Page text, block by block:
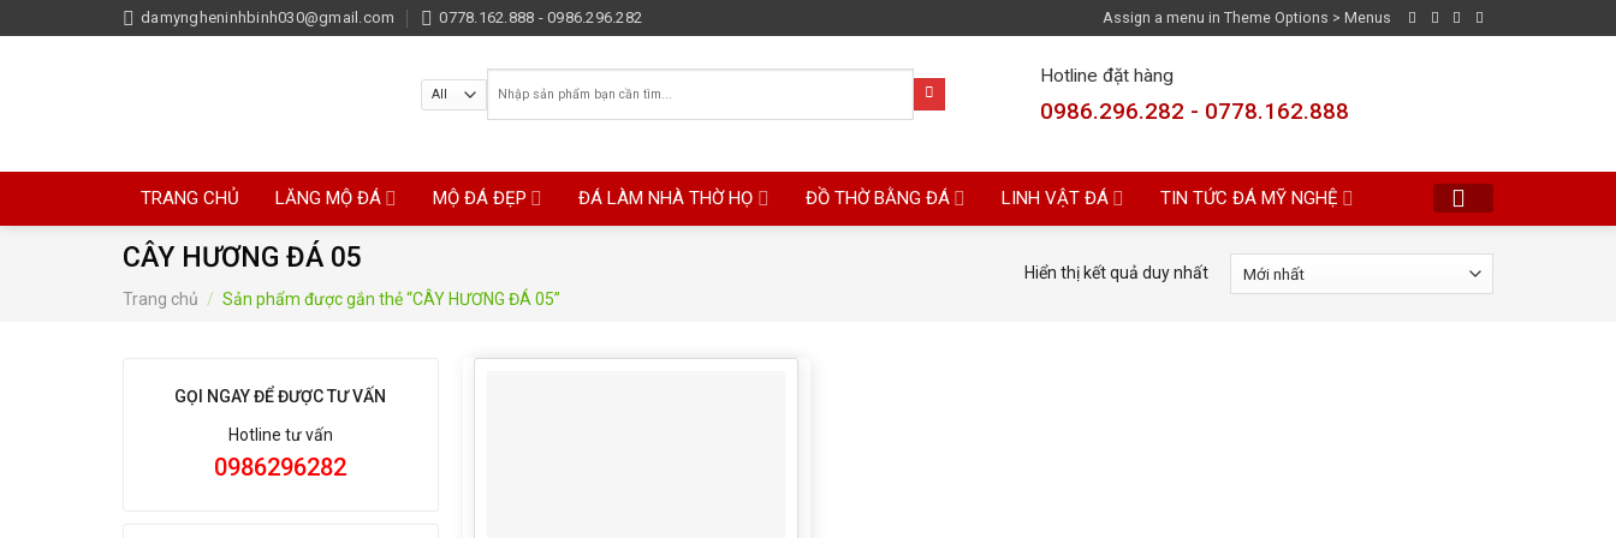
to
damyngheninhbinh030@gmail.com 0778.162.888 - 0986.296.282 Assign a menu in Theme Options > Menus
Tìm
kiếm:
Hotline đặt hàng
0986.296.282 - 0778.162.888
TRANG CHỦ LĂNG MỘ ĐÁ MỘ ĐÁ ĐẸP ĐÁ LÀM NHÀ THỜ HỌ ĐỒ THỜ BẰNG ĐÁ LINH VẬT ĐÁ TIN TỨC ĐÁ MỸ NGHỆ
CÂY HƯƠNG ĐÁ 05
Trang chủ / Sản phẩm được gắn thẻ “CÂY HƯƠNG ĐÁ 05”
Hiển thị kết quả duy nhất
GỌI NGAY ĐỂ ĐƯỢC TƯ VẤN
Hotline tư vấn
0986296282